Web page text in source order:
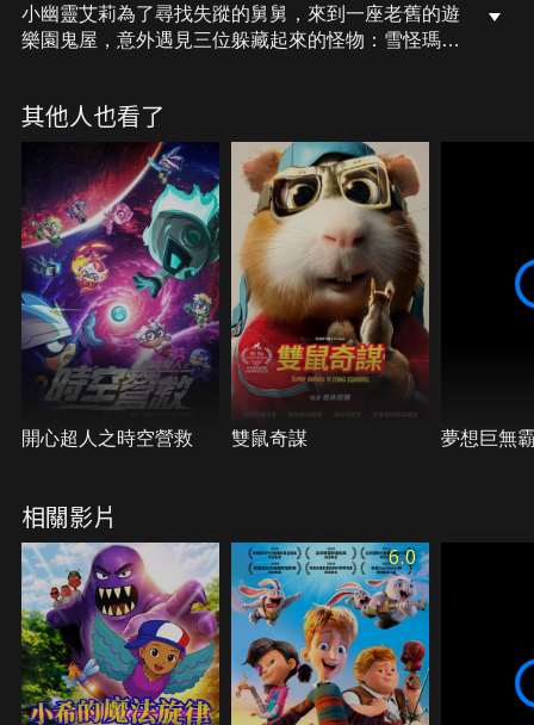
小幽靈艾莉為了尋找失蹤的舅舅，來到一座老舊的遊
樂園鬼屋，意外遇見三位躲藏起來的怪物：雪怪瑪
起深厚情誼，為了救出舅舅，他們齊心對抗邪惡無人
機，也讓艾莉明白，真正的家，有時就在你最意想不
到的地方。
其他人也看了
開心超人之時空營救 雙鼠奇謀 夢想巨無
相關影片
6.0